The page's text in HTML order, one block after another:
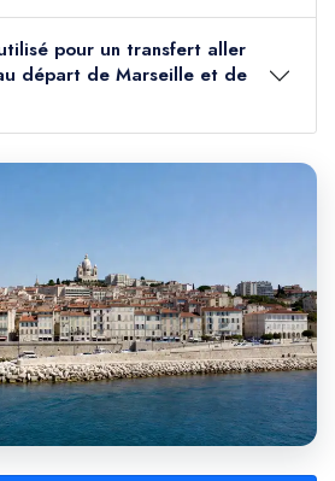
pour un transfert aller
départ de Marseille et de